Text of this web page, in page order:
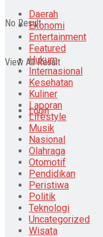
No Result
View All Result
Login
Daerah
Ekonomi
Entertainment
Featured
Hukum
Internasional
Kesehatan
Kuliner
Laporan
Lifestyle
Musik
Nasional
Olahraga
Otomotif
Pendidikan
Peristiwa
Politik
Teknologi
Uncategorized
Wisata